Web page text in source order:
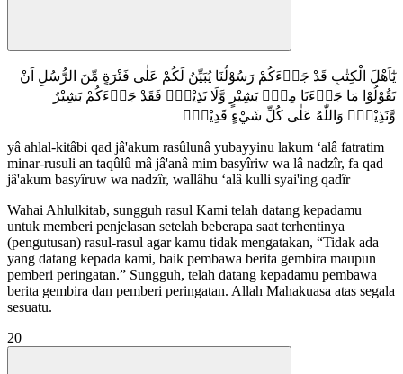
يٰٓاَهْلَ الْكِتٰبِ قَدْ جَاۤءَكُمْ رَسُوْلُنَا يُبَيِّنُ لَكُمْ عَلٰى فَتْرَةٍ مِّنَ الرُّسُلِ اَنْ
تَقُوْلُوْا مَا جَاۤءَنَا مِنْۢ بَشِيْرٍ وَّلَا نَذِيْرٍۗ فَقَدْ جَاۤءَكُمْ بَشِيْرٌ
وَّنَذِيْرٌۗ وَاللّٰهُ عَلٰى كُلِّ شَيْءٍ قَدِيْرٌࣖ
yâ ahlal-kitâbi qad jâ'akum rasûlunâ yubayyinu lakum ‘alâ fatratim
minar-rusuli an taqûlû mâ jâ'anâ mim basyîriw wa lâ nadzîr, fa qad
jâ'akum basyîruw wa nadzîr, wallâhu ‘alâ kulli syai'ing qadîr
Wahai Ahlulkitab, sungguh rasul Kami telah datang kepadamu
untuk memberi penjelasan setelah beberapa saat terhentinya
(pengutusan) rasul-rasul agar kamu tidak mengatakan, “Tidak ada
yang datang kepada kami, baik pembawa berita gembira maupun
pemberi peringatan.” Sungguh, telah datang kepadamu pembawa
berita gembira dan pemberi peringatan. Allah Mahakuasa atas segala
sesuatu.
20